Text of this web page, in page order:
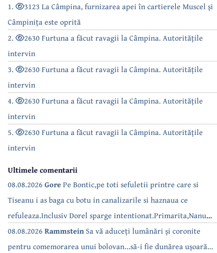
1.
3123 La Câmpina, furnizarea apei în cartierele Muscel și
Câmpinița este oprită
2.
2630 Furtuna a făcut ravagii la Câmpina. Autoritățile
intervin
3.
2630 Furtuna a făcut ravagii la Câmpina. Autoritățile
intervin
4.
2630 Furtuna a făcut ravagii la Câmpina. Autoritățile
intervin
5.
2630 Furtuna a făcut ravagii la Câmpina. Autoritățile
intervin
Ultimele comentarii
08.08.2026 GorePe Bontic,pe toti sefuletii printre care si
Tiseanu i as baga cu botu in canalizarile si haznaua ce
refuleaza.Inclusiv Dorel sparge intentionat.Primarita,Nanu
bea apa de la robinet.Asta as intreba o si pe Izabel Mitrea
08.08.2026 RammsteinSa vă aduceți lumânări și coronite
pentru comemorarea unui bolovan...să-i fie dunărea ușoară...